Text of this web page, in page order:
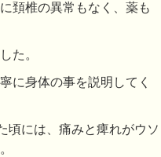
頚椎の異常もなく、薬も
た。
に身体の事を説明してく
頃には、痛みと痺れがウソ